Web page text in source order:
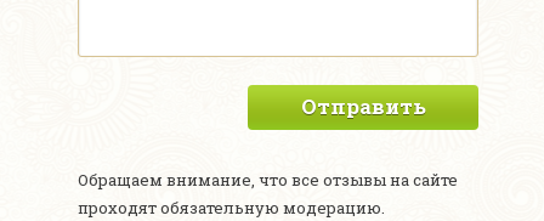
Отправить
Обращаем внимание, что все отзывы на сайте
проходят обязательную модерацию.